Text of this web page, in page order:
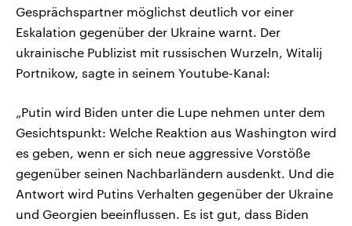
Gesprächspartner möglichst deutlich vor einer
Eskalation gegenüber der Ukraine warnt. Der
ukrainische Publizist mit russischen Wurzeln, Witalij
Portnikow, sagte in seinem Youtube-Kanal:
„Putin wird Biden unter die Lupe nehmen unter dem
Gesichtspunkt: Welche Reaktion aus Washington wird
es geben, wenn er sich neue aggressive Vorstöße
gegenüber seinen Nachbarländern ausdenkt. Und die
Antwort wird Putins Verhalten gegenüber der Ukraine
und Georgien beeinflussen. Es ist gut, dass Biden